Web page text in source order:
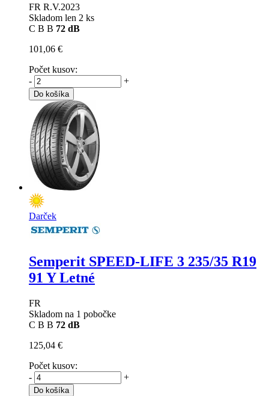
FR R.V.2023
Skladom len 2 ks
C B B 72 dB
101,06 €
Počet kusov:
-
+
Do košíka
Darček
Semperit SPEED-LIFE 3 235/35 R19
91 Y Letné
FR
Skladom na 1 pobočke
C B B 72 dB
125,04 €
Počet kusov:
-
+
Do košíka